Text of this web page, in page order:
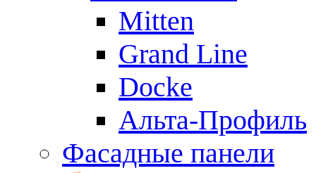
Mitten
Grand Line
Docke
Альта-Профиль
Фасадные панели